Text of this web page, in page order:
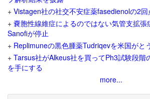
+ Vistagen社の社交不安症薬fasedienolの2
+ 嚢胞性線維症によるのではない気管支拡張
Sanofiが停止
+ Replimuneの黒色腫薬Tudriqevを米国がと
+ Tarsus社がAlkeus社を買ってPh3試験段階
を手にする
more...